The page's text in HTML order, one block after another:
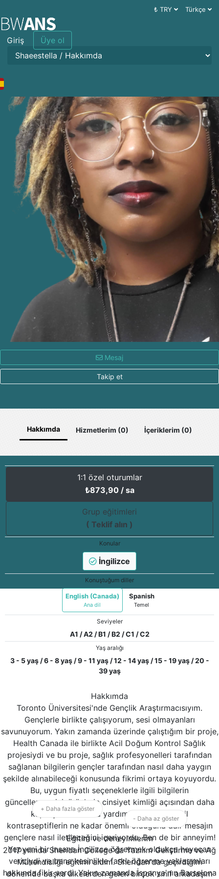
₺ TRY Türkçe
Giriş Üye ol
Mesaj
Takip et
Hakkımda Hizmetlerim (0) İçeriklerim (0)
1:1 özel oturumlar
₺873,90/ sa
Grup eğitimleri
( Teklif alın )
Konular
İngilizce
Konuştuğum diller
English (Canada)
Ana dil
Spanish
Temel
Seviyeler
A1 / A2 / B1 / B2 / C1 / C2
Yaş aralığı
3 - 5 yaş / 6 - 8 yaş / 9 - 11 yaş / 12 - 14 yaş / 15 - 19 yaş / 20 -
39 yaş
Hakkımda
Toronto Üniversitesi'nde Gençlik Araştırmacısıyım.
Gençlerle birlikte çalışıyorum, sesi olmayanları
savunuyorum. Yakın zamanda üzerinde çalıştığım bir proje,
Health Canada ile birlikte Acil Doğum Kontrol Sağlık
projesiydi ve bu proje, sağlık profesyonelleri tarafından
sağlanan bilgilerin gençler tarafından nasıl daha yaygın
şekilde alınabileceği konusunda fikrimi ortaya koyuyordu.
Bu, uygun fiyatlı seçeneklerle ilgili bilgilerin
güncellenmesini, ürünlerin cinsiyet kimliği açısından daha
kapsayıcı olmasına yardımcı olmayı ve acil
kontraseptiflerin ne kadar önemli olduğuna dair mesajın
gençlere nasıl iletileceğini içeriyordu. Ben de bir anneyim!
Yepyeni bir insana İngilizce öğretmek oldukça heyecan
vericiydi ve bana kesinlikle farklı öğrenme yaklaşımları
hakkında fikir verdi. Yakın zamanda İspanya'nın Barselona
+ Daha fazla göster
- Daha az göster
Eğitim ve deneyimlerim
2017 yılında Sheridan College'da Yazılım Geliştirme ve Ağ
Mühendisliği eğitimi aldım. Sheridan'da geçirdiğim
dönemde başka ülkelerden gelen birçok sınıf arkadaşım